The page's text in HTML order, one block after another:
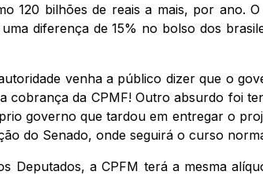
120 bilhões de reais a mais, por ano.
diferença de 15% no bolso dos
venha a público dizer que o
cobrança da CPMF! Outro absurdo foi
governo que tardou em entregar o
do Senado, onde seguirá o curso
Deputados, a CPFM terá a mesma